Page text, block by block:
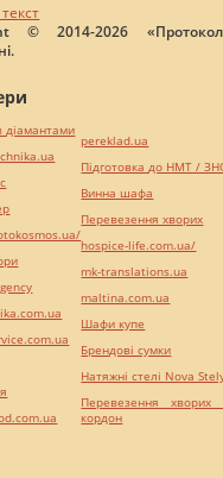
© 2014-2026
діамантами
pereklad.ua
Підготовка до НМТ /
Винна шафа
Перевезення хворих
hospice-life.com.ua/
mk-translations.ua
maltina.com.ua
Шафи купе
Брендові сумки
Натяжні стелі Nova
Перевезення хворих
кордон